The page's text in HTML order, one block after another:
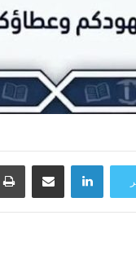
لينكدإن مشاركة عبر البريد